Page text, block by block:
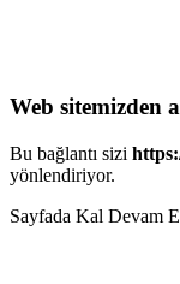
Web sitemizden
Bu bağlantı sizi
yönlendiriyor.
Sayfada Kal Devam